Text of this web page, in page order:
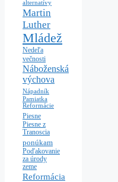
alternatívy
Martin
Luther
Mládež
Nedeľa
večnosti
Náboženská
výchova
Nápadník
Pamiatka
Reformácie
Piesne
Piesne z
Tranoscia
ponúkam
Poďakovanie
za úrody
zeme
Reformácia